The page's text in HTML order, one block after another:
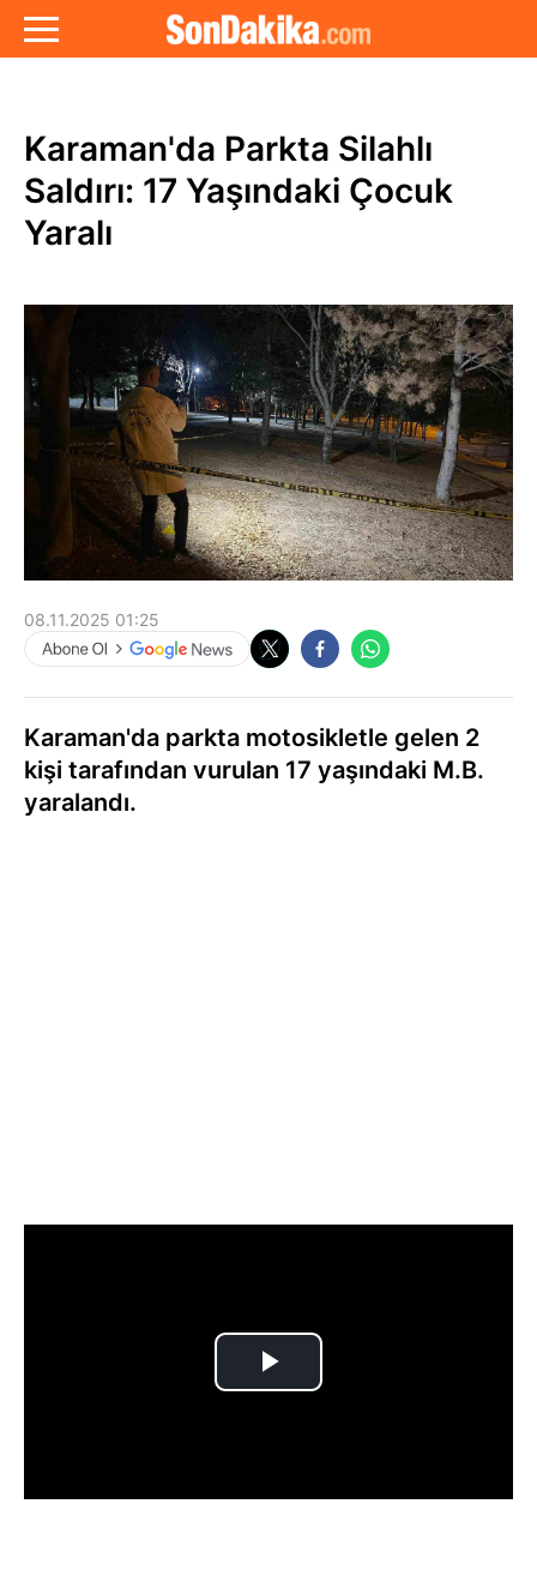
Karaman'da Parkta Silahlı
Saldırı: 17 Yaşındaki Çocuk
Yaralı
08.11.2025 01:25
Karaman'da parkta motosikletle gelen 2
kişi tarafından vurulan 17 yaşındaki M.B.
yaralandı.